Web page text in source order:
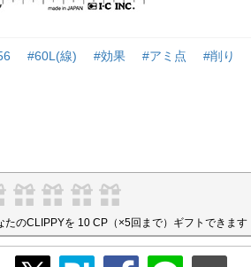
#60L(線) #効果 #アミ点 #削り
たのCLIPPYを 10 CP（×5回まで）ギフトできます